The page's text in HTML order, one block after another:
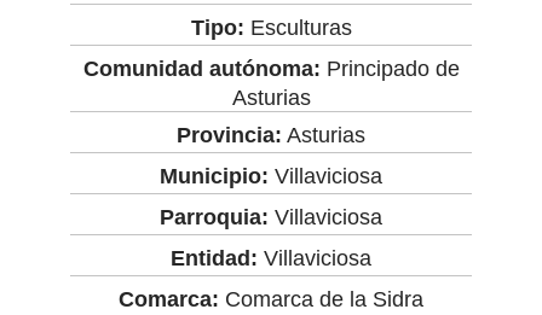
Tipo: Esculturas
Comunidad autónoma: Principado de
Asturias
Provincia: Asturias
Municipio: Villaviciosa
Parroquia: Villaviciosa
Entidad: Villaviciosa
Comarca: Comarca de la Sidra